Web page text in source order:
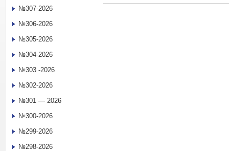
№307-2026
№306-2026
№305-2026
№304-2026
№303 -2026
№302-2026
№301 — 2026
№300-2026
№299-2026
№298-2026